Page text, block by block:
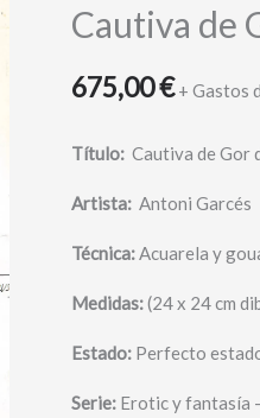
Cautiva de
675,00€ + Gastos
Título: Cautiva de Gor
Artista: Antoni Garcés
Técnica:Acuarela y
Medidas:(24 x 24 cm
Estado: Perfecto
Serie: Erotic y fantasía
de
Gor
de
Norman